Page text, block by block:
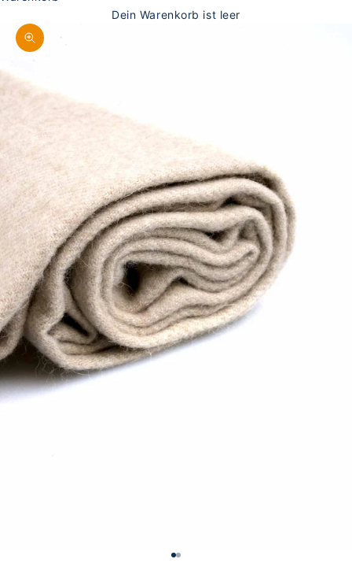
Dein Warenkorb ist leer
Bild vergrößern
Gehe zu Element 1
Gehe zu Element 2